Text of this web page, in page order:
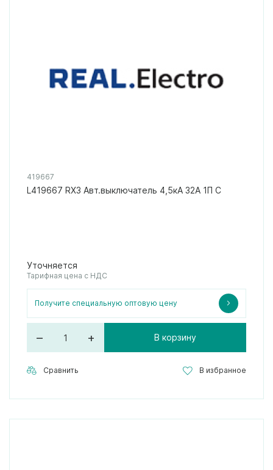
419667
L419667 RX3 Авт.выключатель 4,5кА 32А 1П C
Уточняется
Тарифная цена с НДС
Получите специальную оптовую цену
– + В корзину
Сравнить В избранное